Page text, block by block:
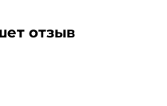
отзыв
ФИО: *